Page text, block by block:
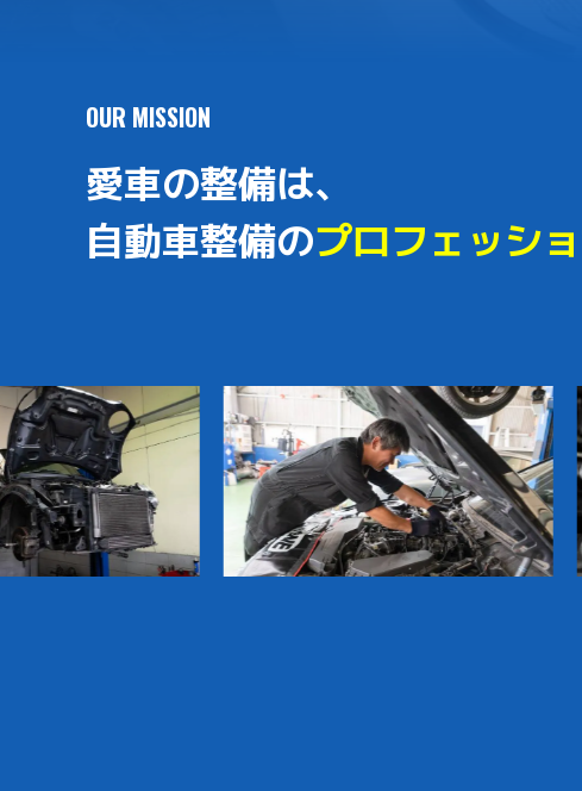
OUR MISSION
愛車の整備は、
自動車整備のプロフェッシ